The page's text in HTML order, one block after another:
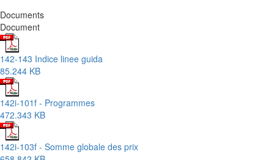
Documents
Document
142-143 Indice linee guida
85.244 KB
142i-101f - Programmes
472.343 KB
142i-103f - Somme globale des prix